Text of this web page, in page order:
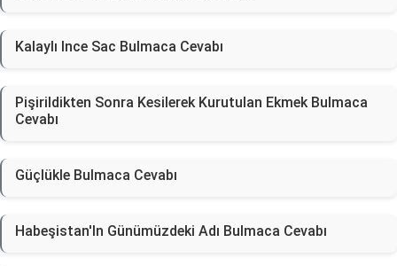
Kalaylı Ince Sac Bulmaca Cevabı
Pişirildikten Sonra Kesilerek Kurutulan Ekmek Bulmaca
Cevabı
Güçlükle Bulmaca Cevabı
Habeşistan'In Günümüzdeki Adı Bulmaca Cevabı